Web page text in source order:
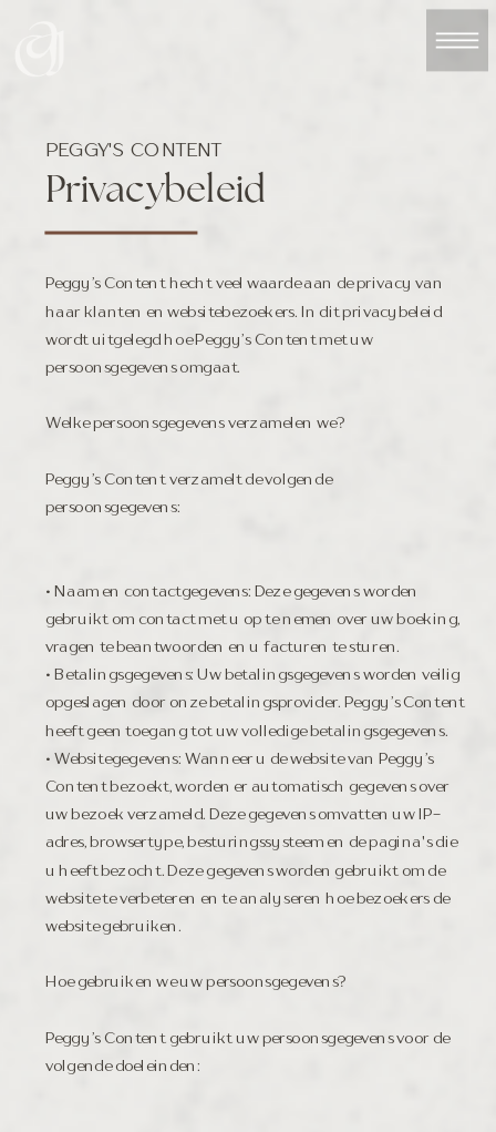
Privacybeleid
PEGGY'S CONTENT
Peggy’s Content hecht veel waarde aan de privacy van
haar klanten en websitebezoekers. In dit privacybeleid
wordt uitgelegd hoe Peggy’s Content met uw
persoonsgegevens omgaat.
Welke persoonsgegevens verzamelen we?
Peggy’s Content verzamelt de volgende
persoonsgegevens:
• Naam en contactgegevens: Deze gegevens worden
gebruikt om contact met u op te nemen over uw boeking,
vragen te beantwoorden en u facturen te sturen.
• Betalingsgegevens: Uw betalingsgegevens worden veilig
opgeslagen door onze betalingsprovider. Peggy’s Content
heeft geen toegang tot uw volledige betalingsgegevens.
• Websitegegevens: Wanneer u de website van Peggy’s
Content bezoekt, worden er automatisch gegevens over
uw bezoek verzameld. Deze gegevens omvatten uw IP-
adres, browsertype, besturingssysteem en de pagina's die
u heeft bezocht. Deze gegevens worden gebruikt om de
website te verbeteren en te analyseren hoe bezoekers de
website gebruiken.
Hoe gebruiken we uw persoonsgegevens?
Peggy’s Content gebruikt uw persoonsgegevens voor de
volgende doeleinden: